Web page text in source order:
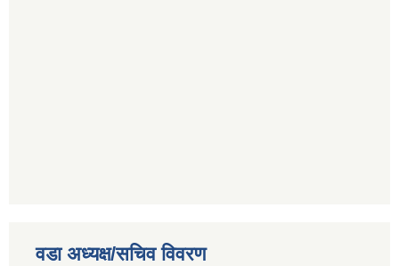
वडा अध्यक्ष/सचिव विवरण